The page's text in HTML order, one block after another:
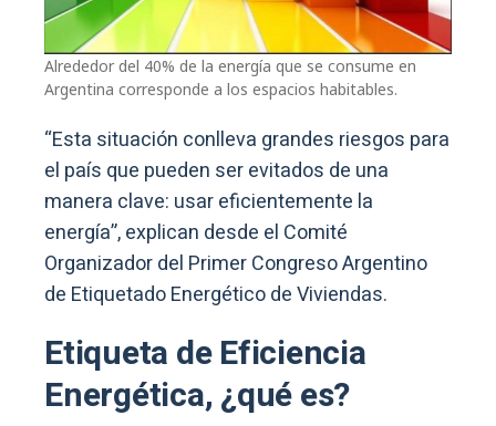
Alrededor del 40% de la energía que se consume en
Argentina corresponde a los espacios habitables.
“Esta situación conlleva grandes riesgos para
el país que pueden ser evitados de una
manera clave: usar eficientemente la
energía”, explican desde el Comité
Organizador del Primer Congreso Argentino
de Etiquetado Energético de Viviendas.
Etiqueta de Eficiencia
Energética, ¿qué es?